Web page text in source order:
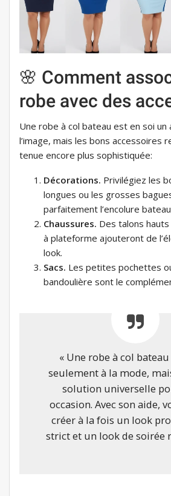
🌸 Comment
robe avec des
Une robe à col bateau est en soi un
l’image, mais les bons accessoires
tenue encore plus sophistiquée:
Décorations. Privilégiez les
longues ou les grosses
parfaitement l’encolure
Chaussures. Des talons
à plateforme ajouteront de
look.
Sacs. Les petites pochettes
bandoulière sont le
« Une robe à col bateau
seulement à la mode,
solution universelle
occasion. Avec son aide,
créer à la fois un look
strict et un look de soirée